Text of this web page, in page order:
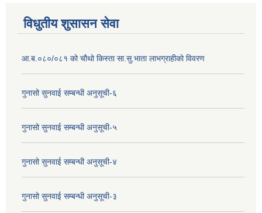
विधुतीय शुसासन सेवा
आ.ब.०८०/०८१ को चौथो किस्ता सा.सु.भाता लाभग्राहीको विवरण
गुनासो सुनवाई सम्बन्धी अनुसूची-६
गुनासो सुनवाई सम्बन्धी अनुसूची-५
गुनासो सुनवाई सम्बन्धी अनुसूची-४
गुनासो सुनवाई सम्बन्धी अनुसूची-३